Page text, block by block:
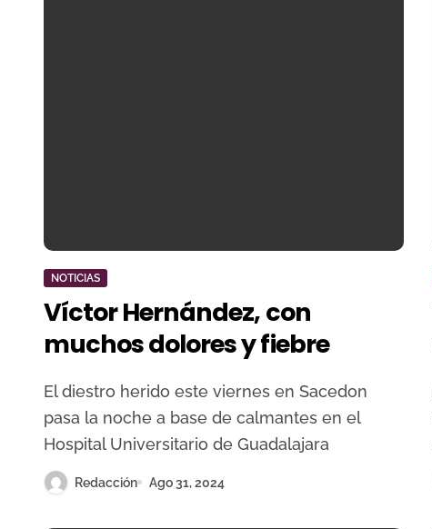
NOTICIAS
Víctor Hernández, con
muchos dolores y fiebre
El diestro herido este viernes en Sacedon
pasa la noche a base de calmantes en el
Hospital Universitario de Guadalajara
Redacción Ago 31, 2024